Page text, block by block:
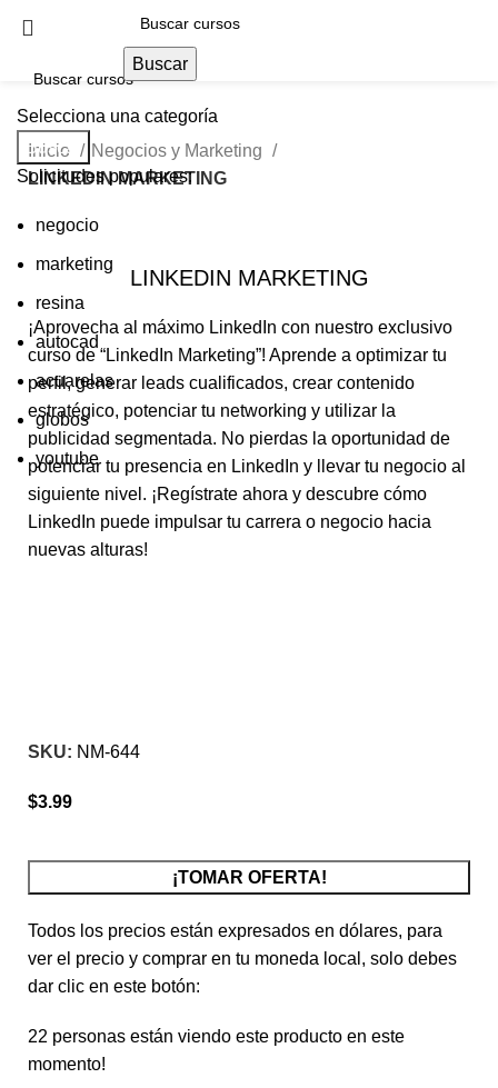
Buscar
Inicio
Negocios y Marketing
LINKEDIN MARKETING
LINKEDIN MARKETING
¡Aprovecha al máximo LinkedIn con nuestro exclusivo
curso de “LinkedIn Marketing”! Aprende a optimizar tu
perfil, generar leads cualificados, crear contenido
estratégico, potenciar tu networking y utilizar la
publicidad segmentada. No pierdas la oportunidad de
potenciar tu presencia en LinkedIn y llevar tu negocio al
siguiente nivel. ¡Regístrate ahora y descubre cómo
LinkedIn puede impulsar tu carrera o negocio hacia
nuevas alturas!
SKU: NM-644
$3.99
¡TOMAR OFERTA!
Todos los precios están expresados en dólares, para
ver el precio y comprar en tu moneda local, solo debes
dar clic en este botón:
22 personas están viendo este producto en este
momento!
Selecciona una categoría
Buscar
Solicitudes populares:
negocio
marketing
resina
autocad
acuarelas
globos
youtube